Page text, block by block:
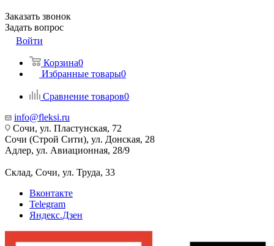
Заказать звонок
Задать вопрос
Войти
Корзина0
Избранные товары0
Сравнение товаров0
info@fleksi.ru
Сочи, ул. Пластунская, 72
Сочи (Строй Сити), ул. Донская, 28
Адлер, ул. Авиационная, 28/9
Склад, Сочи, ул. Труда, 33
Вконтакте
Telegram
Яндекс.Дзен